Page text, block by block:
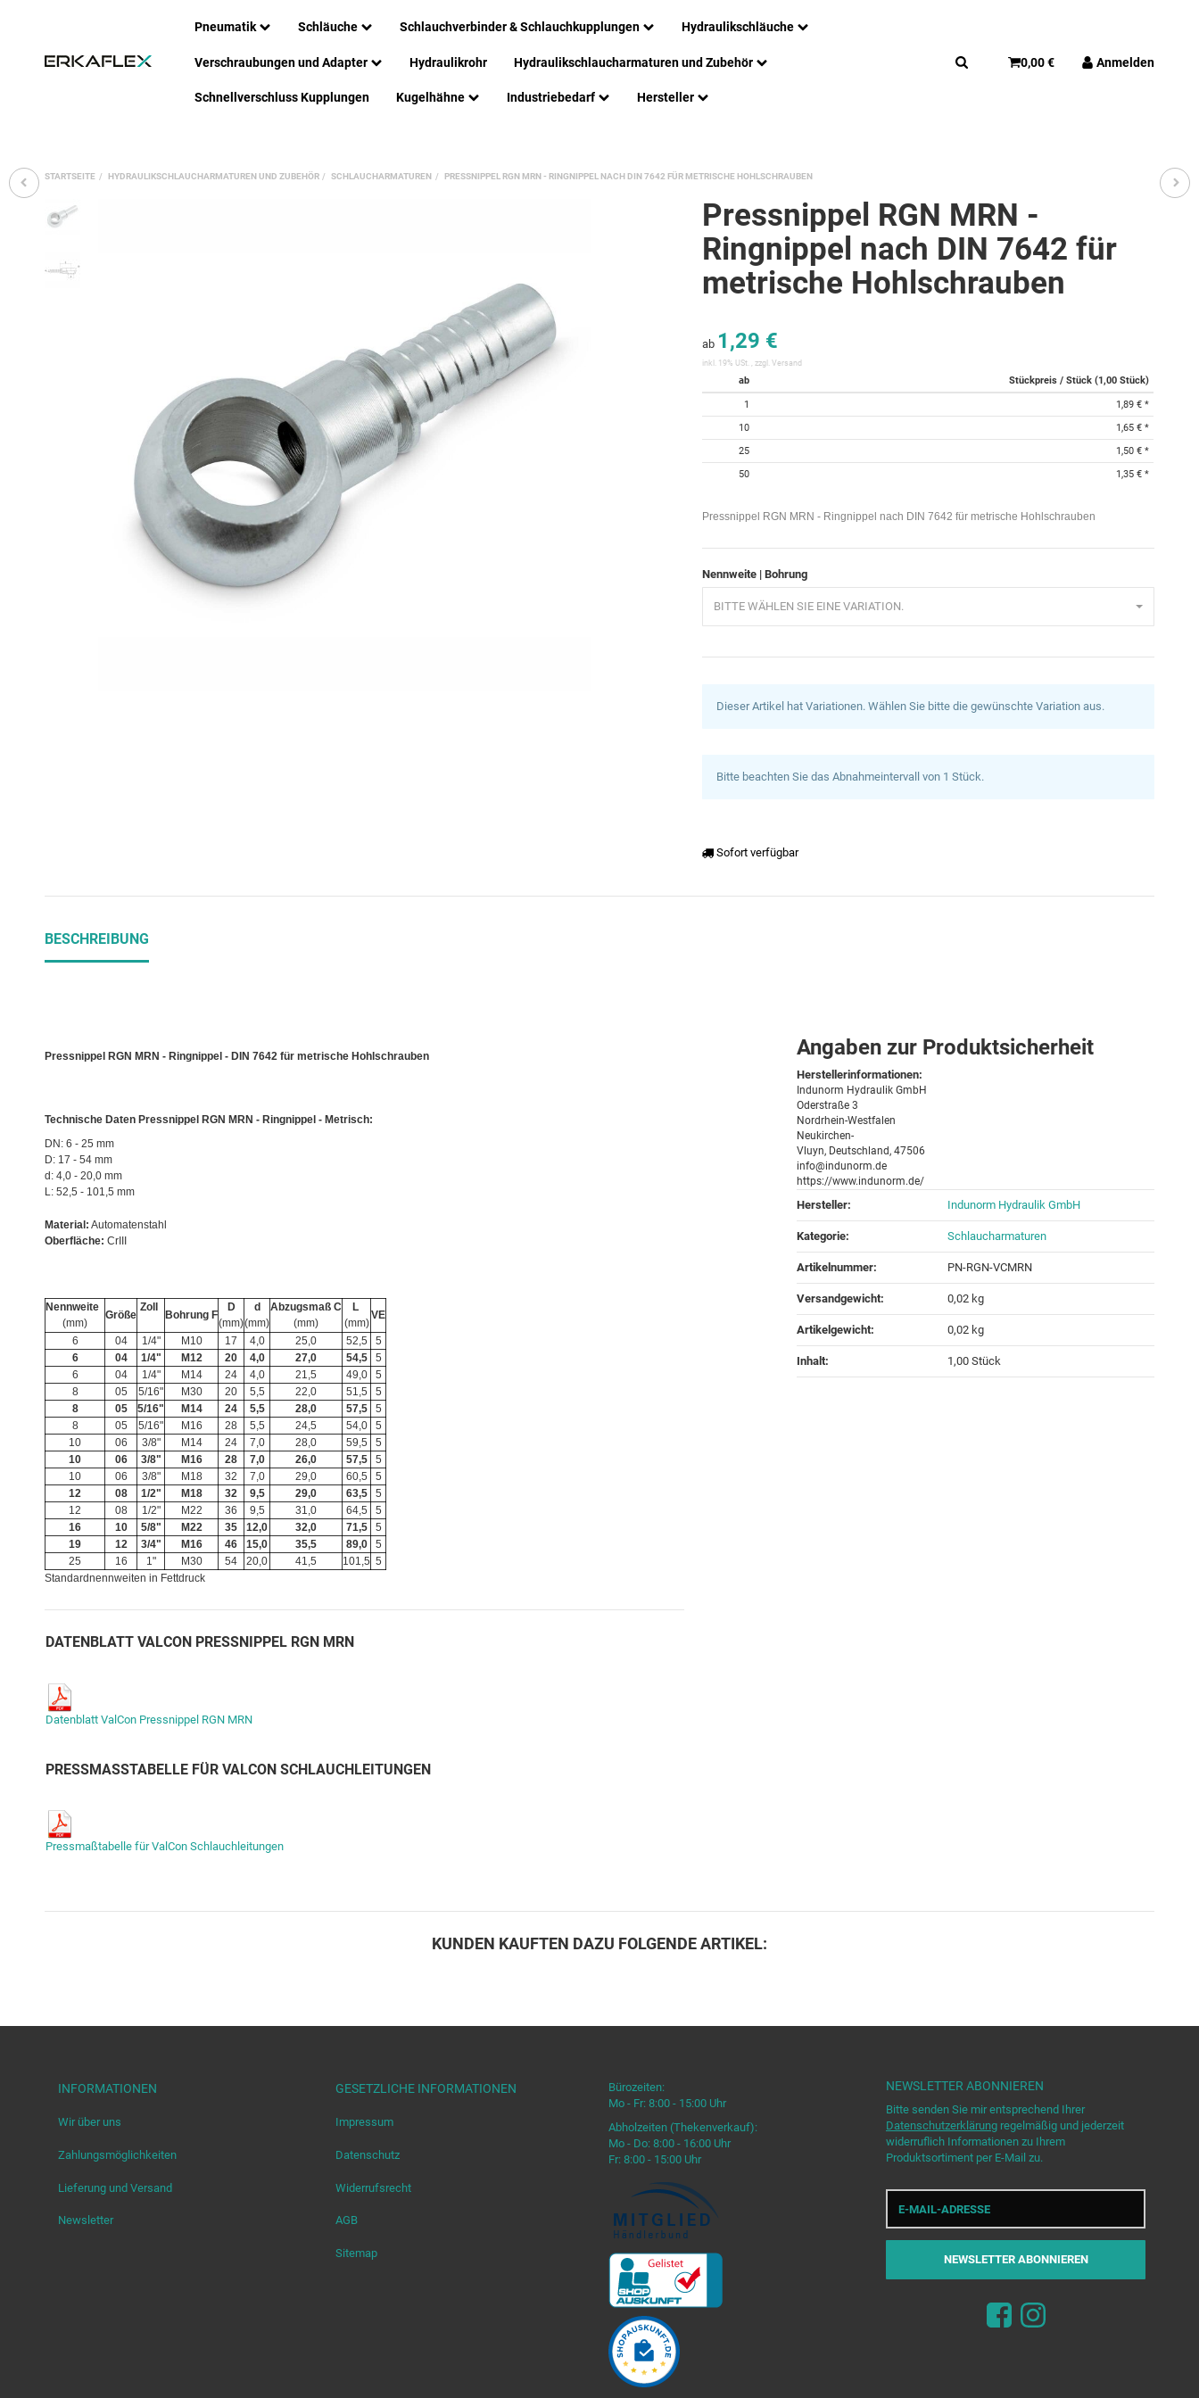
Pneumatik Schläuche Schlauchverbinder & Schlauchkupplungen Hydraulikschläuche
Verschraubungen und Adapter Hydraulikrohr Hydraulikschlaucharmaturen und Zubehör
Schnellverschluss Kupplungen Kugelhähne Industriebedarf Hersteller
0,00 € Anmelden
STARTSEITE HYDRAULIKSCHLAUCHARMATUREN UND ZUBEHÖR SCHLAUCHARMATUREN PRESSNIPPEL RGN MRN - RINGNIPPEL NACH DIN 7642 FÜR METRISCHE HOHLSCHRAUBEN
Pressnippel RGN MRN -
Ringnippel nach DIN 7642 für
metrische Hohlschrauben
ab 1,29 €
inkl. 19% USt. , zzgl.Versand
ab Stückpreis / Stück (1,00 Stück)
1 1,89 €*
10
1,65 €*
25
1,50 €*
50
1,35 €*
Pressnippel RGN MRN - Ringnippel nach DIN 7642 für metrische Hohlschrauben
Nennweite | Bohrung
BITTE WÄHLEN SIE EINE VARIATION.
Dieser Artikel hat Variationen. Wählen Sie bitte die gewünschte Variation aus.
Bitte beachten Sie das Abnahmeintervall von 1 Stück.
Sofort verfügbar
BESCHREIBUNG
Pressnippel RGN MRN - Ringnippel - DIN 7642 für metrische Hohlschrauben
Technische Daten Pressnippel RGN MRN - Ringnippel - Metrisch:
DN: 6 - 25 mm
D: 17 - 54 mm
d: 4,0 - 20,0 mm
L: 52,5 - 101,5 mm
Material: Automatenstahl
Oberfläche: CrIII
Nennweite
(mm)
Größe
Zoll
Bohrung F
D
(mm)
d
(mm)
Abzugsmaß C
(mm)
L
(mm)
VE
6 04 1/4" M10 17 4,0 25,0 52,5
5
6
04 1/4" M12 20 4,0 27,0 54,5
5
6
04 1/4" M14 24 4,0 21,5 49,0
5
8
05 5/16" M30 20 5,5 22,0 51,5
5
8
05 5/16" M14 24 5,5 28,0 57,5
5
8
05 5/16" M16 28 5,5 24,5 54,0
5
10
06 3/8" M14 24 7,0 28,0 59,5
5
10
06 3/8" M16 28 7,0 26,0 57,5
5
10
06 3/8" M18 32 7,0 29,0 60,5
5
12
08 1/2" M18 32 9,5 29,0 63,5
5
12
08 1/2" M22 36 9,5 31,0 64,5
5
16
10 5/8" M22 35 12,0 32,0 71,5
5
19
12 3/4" M16 46 15,0 35,5 89,0
5
25
16 1" M30 54 20,0 41,5 101,5 5
Standardnennweiten in Fettdruck
DATENBLATT VALCON PRESSNIPPEL RGN MRN
Datenblatt ValCon Pressnippel RGN MRN
PRESSMASSTABELLE FÜR VALCON SCHLAUCHLEITUNGEN
Pressmaßtabelle für ValCon Schlauchleitungen
Angaben zur Produktsicherheit
Herstellerinformationen:
Indunorm Hydraulik GmbH
Oderstraße 3
Nordrhein-Westfalen
Neukirchen-
Vluyn, Deutschland, 47506
info@indunorm.de
https://www.indunorm.de/
Hersteller: Indunorm Hydraulik GmbH
Kategorie: Schlaucharmaturen
Artikelnummer: PN-RGN-VCMRN
Versandgewicht‍: 0,02 kg
Artikelgewicht‍: 0,02 kg
Inhalt‍: 1,00 Stück
KUNDEN KAUFTEN DAZU FOLGENDE ARTIKEL:
INFORMATIONEN
Wir über uns
Zahlungsmöglichkeiten
Lieferung und Versand
Newsletter
GESETZLICHE INFORMATIONEN
Impressum
Datenschutz
Widerrufsrecht
AGB
Sitemap
Bürozeiten:
Mo - Fr: 8:00 - 15:00 Uhr
Abholzeiten (Thekenverkauf):
Mo - Do: 8:00 - 16:00 Uhr
Fr: 8:00 - 15:00 Uhr
NEWSLETTER ABONNIEREN
Bitte senden Sie mir entsprechend Ihrer
Datenschutzerklärung regelmäßig und jederzeit
widerruflich Informationen zu Ihrem
Produktsortiment per E-Mail zu.
E-
Mail-
NEWSLETTER ABONNIEREN